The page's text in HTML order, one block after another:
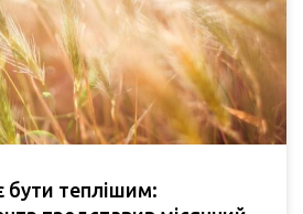
бути теплішим: